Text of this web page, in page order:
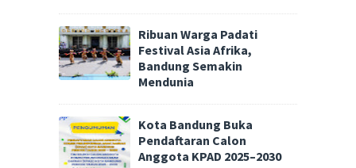
Ribuan Warga Padati
Festival Asia Afrika,
Bandung Semakin
Mendunia
Kota Bandung Buka
Pendaftaran Calon
Anggota KPAD 2025–2030